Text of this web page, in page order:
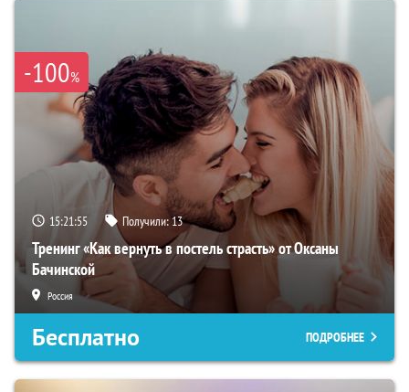
-100%
15:21:54 Получили:13
Тренинг «Как вернуть в постель страсть» от Оксаны
Бачинской
Россия
Бесплатно ПОДРОБНЕЕ